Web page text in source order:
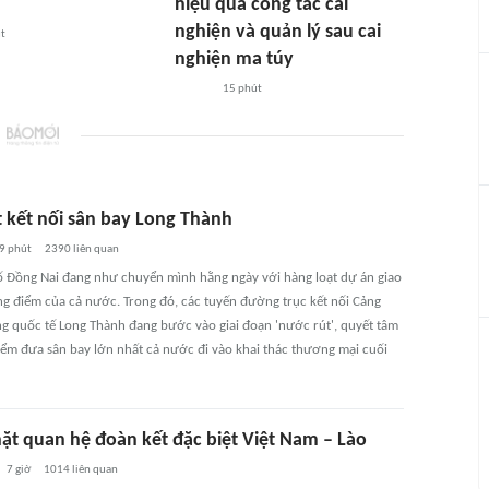
hiệu quả công tác cai
nghiện và quản lý sau cai
nghiện ma túy
15 phút
kết nối sân bay Long Thành
phút 2390 liên quan
Đồng Nai đang như chuyển mình hằng ngày với hàng loạt dự án giao
điểm của cả nước. Trong đó, các tuyến đường trục kết nối Cảng
quốc tế Long Thành đang bước vào giai đoạn 'nước rút', quyết tâm
đưa sân bay lớn nhất cả nước đi vào khai thác thương mại cuối
quan hệ đoàn kết đặc biệt Việt Nam – Lào
7 giờ 1014 liên quan